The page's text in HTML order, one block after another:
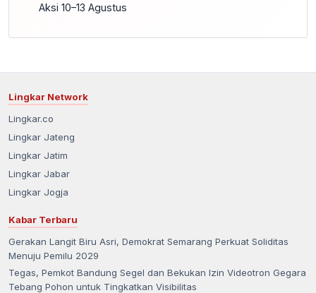
Aksi 10–13 Agustus
Lingkar Network
Lingkar.co
Lingkar Jateng
Lingkar Jatim
Lingkar Jabar
Lingkar Jogja
Kabar Terbaru
Gerakan Langit Biru Asri, Demokrat Semarang Perkuat Soliditas
Menuju Pemilu 2029
Tegas, Pemkot Bandung Segel dan Bekukan Izin Videotron Gegara
Tebang Pohon untuk Tingkatkan Visibilitas